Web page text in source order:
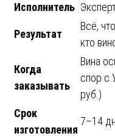
Исполнитель
Результат
Всё,
кто
Когда
заказывать
Вина
спор с
руб.)
Срок
изготовления
7–14